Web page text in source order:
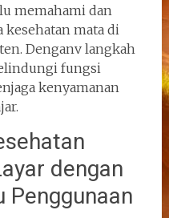
memahami dan
mata di
Denganv langkah
fungsi
kenyamanan
dengan
Penggunaan